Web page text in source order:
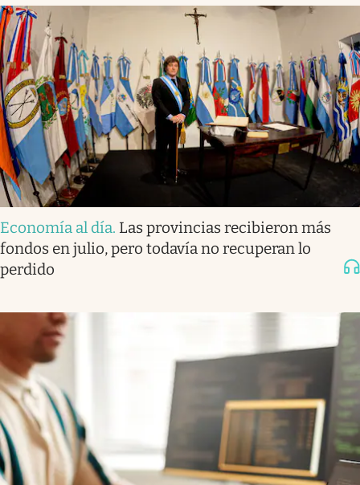
Economía al día. Las provincias recibieron más
fondos en julio, pero todavía no recuperan lo
perdido